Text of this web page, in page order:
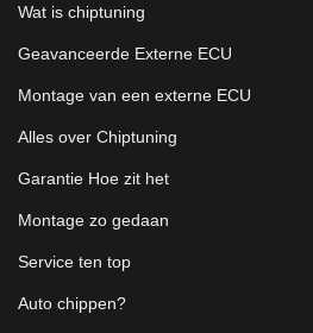
Wat is chiptuning
Geavanceerde Externe ECU
Montage van een externe ECU
Alles over Chiptuning
Garantie Hoe zit het
Montage zo gedaan
Service ten top
Auto chippen?